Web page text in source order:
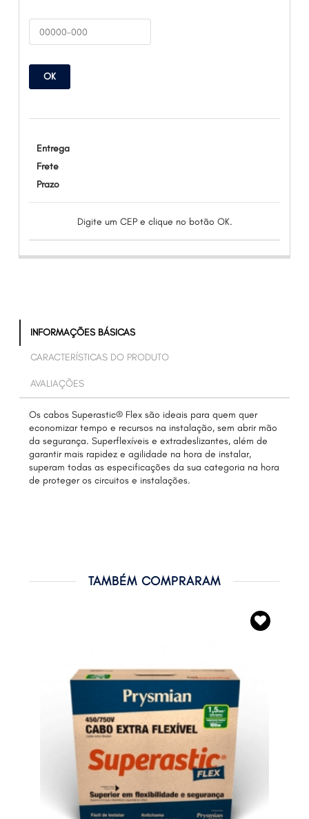
OK
Entrega
Frete
Prazo
Digite um CEP e clique no botão OK.
INFORMAÇÕES BÁSICAS
CARACTERÍSTICAS DO PRODUTO
AVALIAÇÕES
Os cabos Superastic® Flex são ideais para quem quer
economizar tempo e recursos na instalação, sem abrir mão
da segurança. Superflexíveis e extradeslizantes, além de
garantir mais rapidez e agilidade na hora de instalar,
superam todas as especificações da sua categoria na hora
de proteger os circuitos e instalações.
TAMBÉM COMPRARAM